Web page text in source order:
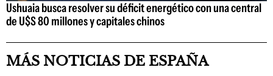
Ushuaia busca resolver su déficit energético con una central
de U$S 80 millones y capitales chinos
MÁS NOTICIAS DE ESPAÑA